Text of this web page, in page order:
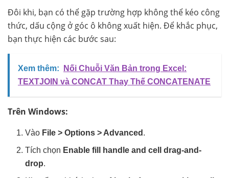
Đôi khi, bạn có thể gặp trường hợp không thể kéo công
thức, dấu cộng ở góc ô không xuất hiện. Để khắc phục,
bạn thực hiện các bước sau:
Xem thêm:
Nối Chuỗi Văn Bản trong Excel:
TEXTJOIN và CONCAT Thay Thế CONCATENATE
Trên Windows:
Vào File > Options > Advanced .
Tích chọn Enable fill handle and cell drag-and-
drop.